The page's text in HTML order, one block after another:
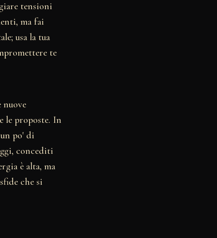
tensioni
ma fai
usa la tua
te
le proposte. In
po' di
concediti
è alta, ma
che si